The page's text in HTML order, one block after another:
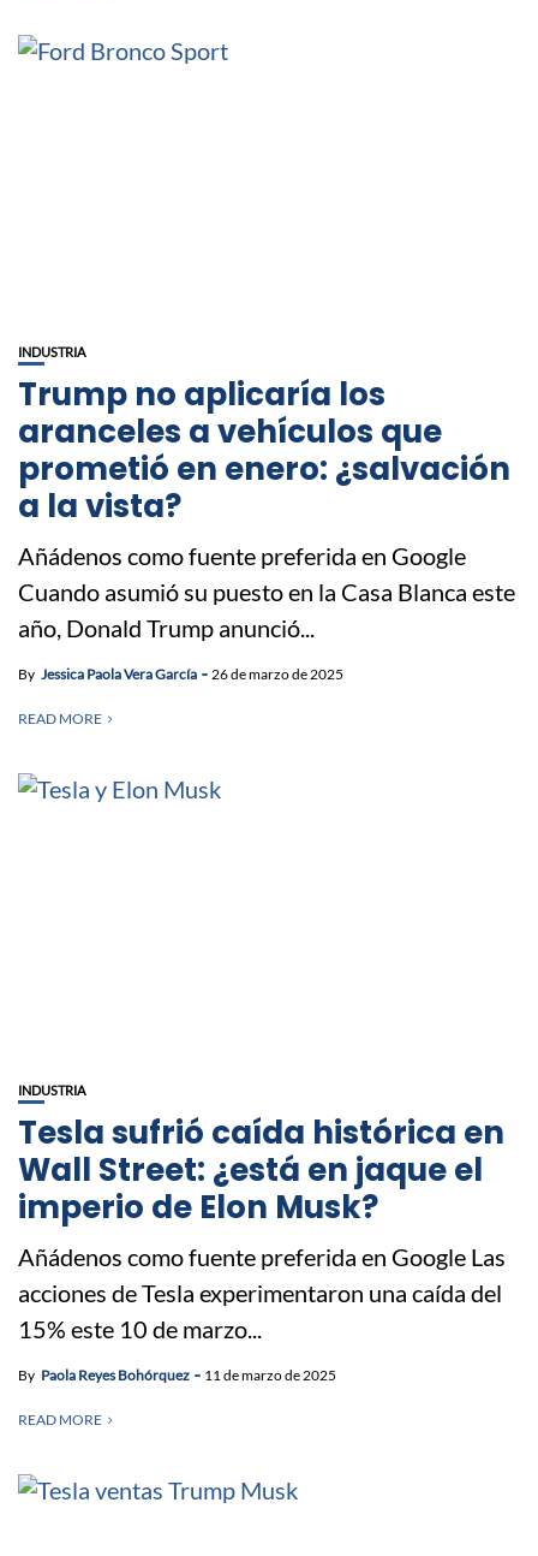
INDUSTRIA
Trump no aplicaría los
aranceles a vehículos que
prometió en enero: ¿salvación
a la vista?
Añádenos como fuente preferida en Google
Cuando asumió su puesto en la Casa Blanca este
año, Donald Trump anunció...
By Jessica Paola Vera García 26 de marzo de 2025
READ MORE
INDUSTRIA
Tesla sufrió caída histórica en
Wall Street: ¿está en jaque el
imperio de Elon Musk?
Añádenos como fuente preferida en Google Las
acciones de Tesla experimentaron una caída del
15% este 10 de marzo...
By Paola Reyes Bohórquez 11 de marzo de 2025
READ MORE